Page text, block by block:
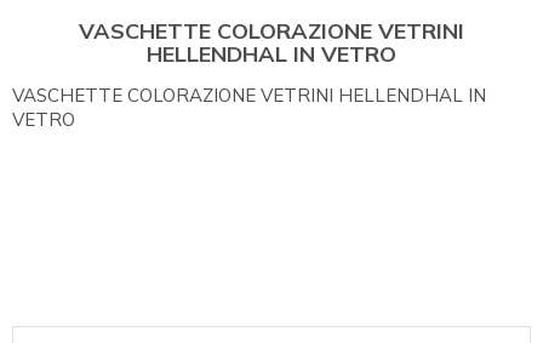
VASCHETTE COLORAZIONE VETRINI
HELLENDHAL IN VETRO
VASCHETTE COLORAZIONE VETRINI HELLENDHAL IN
VETRO